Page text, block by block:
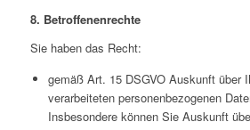
8. Betroffenenrechte
Sie haben das Recht:
gemäß Art. 15 DSGVO Auskunft über
verarbeiteten personenbezogenen
Insbesondere können Sie Auskunft